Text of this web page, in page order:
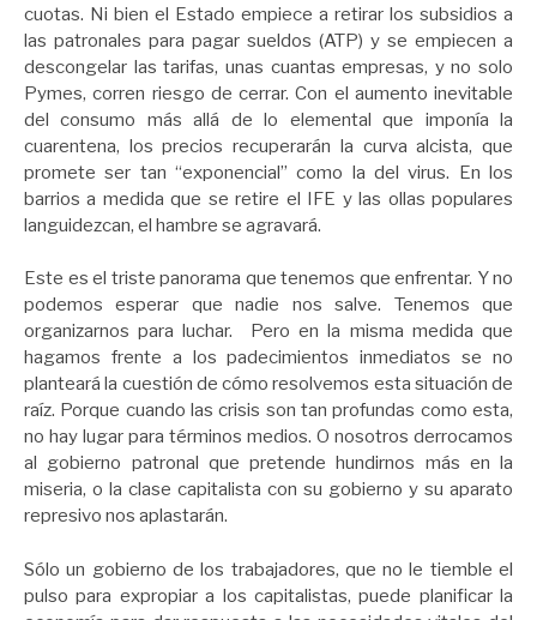
cuotas. Ni bien el Estado empiece a retirar los subsidios a
las patronales para pagar sueldos (ATP) y se empiecen a
descongelar las tarifas, unas cuantas empresas, y no solo
Pymes, corren riesgo de cerrar. Con el aumento inevitable
del consumo más allá de lo elemental que imponía la
cuarentena, los precios recuperarán la curva alcista, que
promete ser tan “exponencial” como la del virus. En los
barrios a medida que se retire el IFE y las ollas populares
languidezcan, el hambre se agravará.
Este es el triste panorama que tenemos que enfrentar. Y no
podemos esperar que nadie nos salve. Tenemos que
organizarnos para luchar. Pero en la misma medida que
hagamos frente a los padecimientos inmediatos se no
planteará la cuestión de cómo resolvemos esta situación de
raíz. Porque cuando las crisis son tan profundas como esta,
no hay lugar para términos medios. O nosotros derrocamos
al gobierno patronal que pretende hundirnos más en la
miseria, o la clase capitalista con su gobierno y su aparato
represivo nos aplastarán.
Sólo un gobierno de los trabajadores, que no le tiemble el
pulso para expropiar a los capitalistas, puede planificar la